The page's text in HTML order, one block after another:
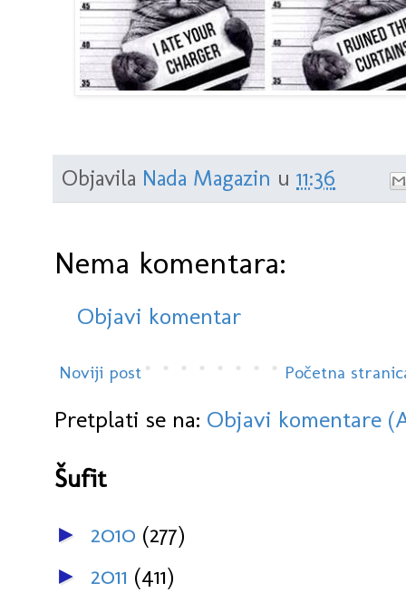
Objavila Nada Magazin u 11:36
Nema komentara:
Objavi komentar
Noviji post Početna
Pretplati se na: Objavi komentare
Šufit
► 2010 (277)
► 2011 (411)